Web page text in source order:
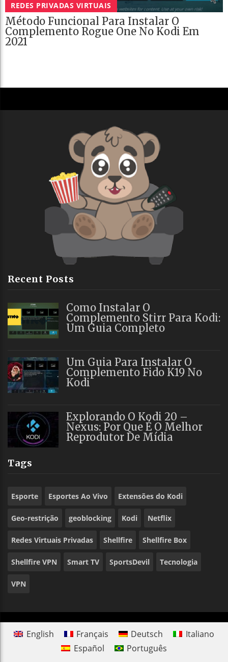
REDES PRIVADAS VIRTUAIS
Método Funcional Para Instalar O
Complemento Rogue One No Kodi Em
2021
Recent Posts
Como Instalar O
Complemento Stirr Para Kodi:
Um Guia Completo
Um Guia Para Instalar O
Complemento Fido K19 No
Kodi
Explorando O Kodi 20 –
Nexus: Por Que É O Melhor
Reprodutor De Mídia
Tags
Esporte Esportes Ao Vivo Extensões do Kodi
Geo-restrição geoblocking Kodi Netflix
Redes Virtuais Privadas Shellfire Shellfire Box
Shellfire VPN Smart TV SportsDevil Tecnologia
VPN
English Français Deutsch
Italiano
Español
Português